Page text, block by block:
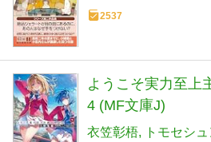
2537
ようこそ実力至上
4 (MF文庫J)
衣笠彰梧 トモセシ